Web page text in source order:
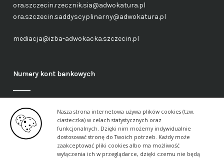
Nasza strona internetowa używa plików cookies (tzw.
ciasteczka) w celach statystycznych oraz
funkcjonalnych. Dzięki nim możemy indywidualnie
dostosować stronę do Twoich potrzeb. Każdy może
zaakceptować pliki cookies albo ma możliwość
wyłączenia ich w przeglądarce, dzięki czemu nie będą
ora.szczecin.rzecznik.sia@adwokatura.pl
ora.szczecin.saddyscyplinarny@adwokatura.pl
mediacja@izba-adwokacka.szczecin.pl
Numery kont bankowych
Fundusz administracyjny – ogólny
40 1050 1559 1000 0090 3288 6591
Fundusz aplikancki – ogólny
17 1050 1559 1000 0090 3288 6617